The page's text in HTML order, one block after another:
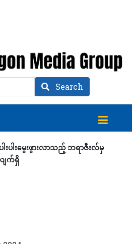
Search
ါးပါးမွေးဖွားလာသည့် ဘရာဇီးလ်မှ
က်ရှိ